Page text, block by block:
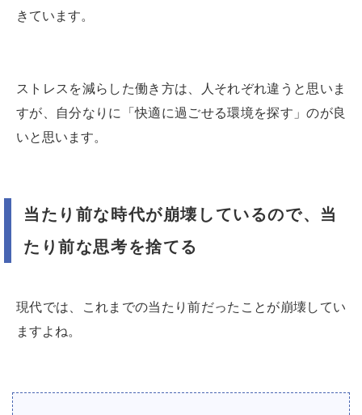
きています。
ストレスを減らした働き方は、人それぞれ違うと思いま
すが、自分なりに「快適に過ごせる環境を探す」のが良
いと思います。
当たり前な時代が崩壊しているので、当
たり前な思考を捨てる
現代では、これまでの当たり前だったことが崩壊してい
ますよね。